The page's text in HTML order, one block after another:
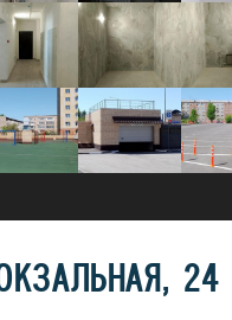
24